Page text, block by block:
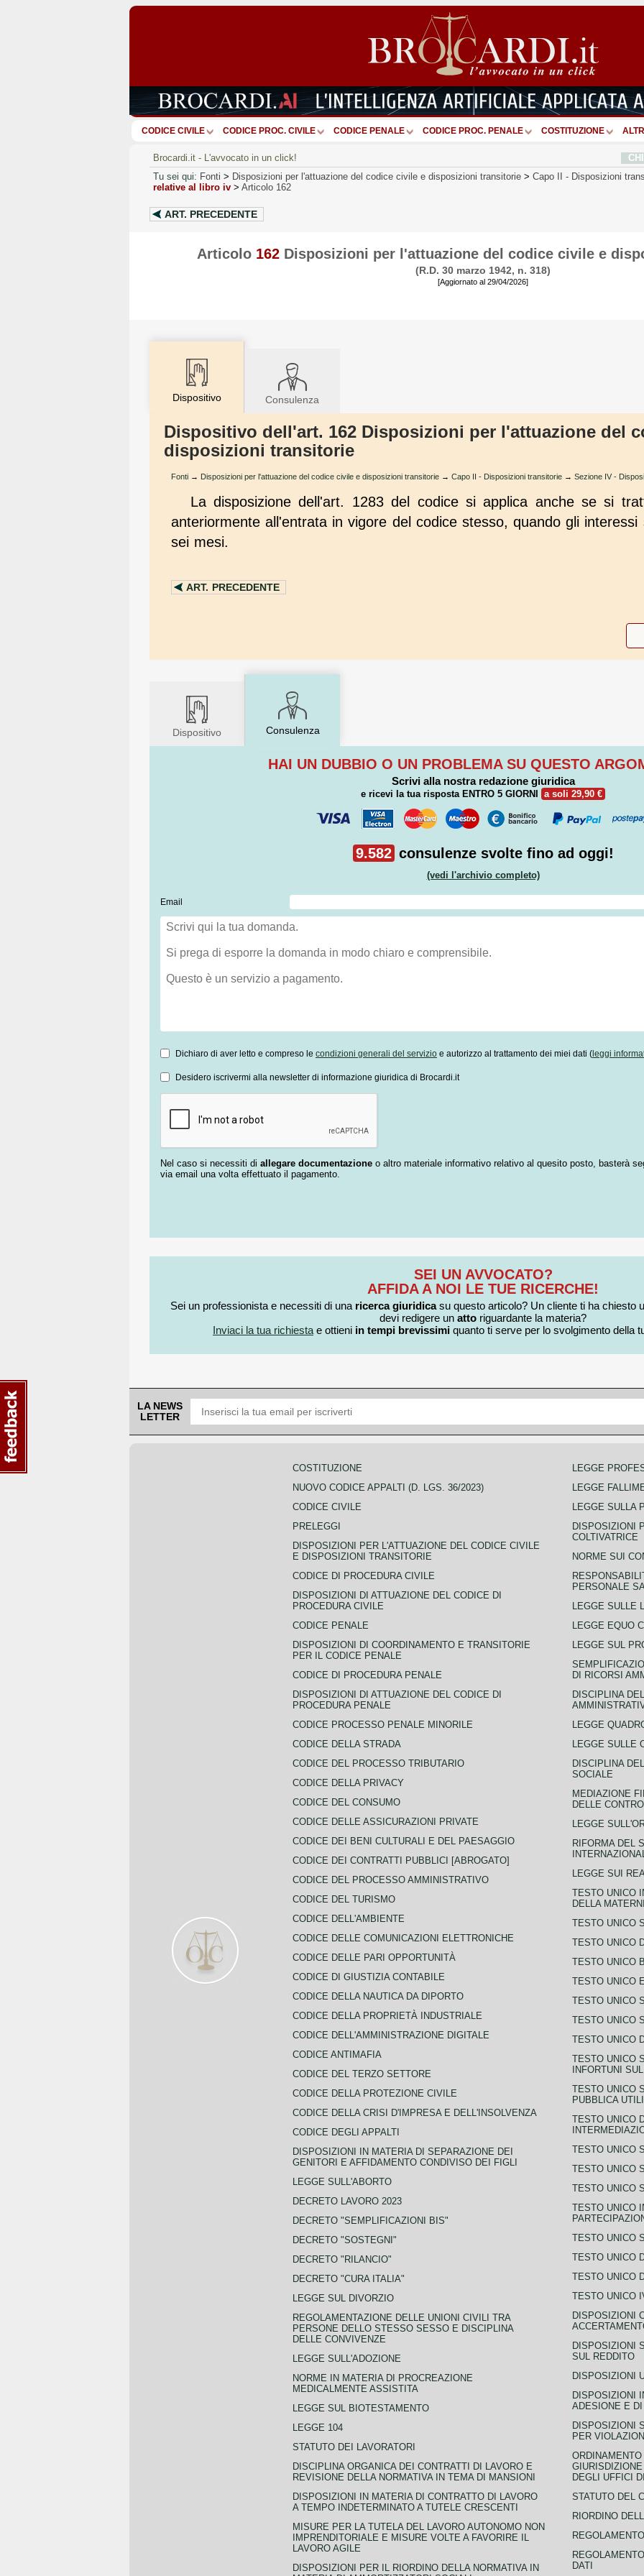
CODICE CIVILE CODICE PROC. CIVILE CODICE PENALE CODICE PROC. PENALE COSTITUZIONE ALTRI
Brocardi.it - L'avvocato in un click!
Tu sei qui: Fonti > Disposizioni per l'attuazione del codice civile e disposizioni transitorie > Capo II - Disposizioni
relative al libro iv > Articolo 162
ART. PRECEDENTE
Articolo 162Disposizioni per l'attuazione del codice civile e
(R.D. 30 marzo 1942, n. 318)
[Aggiornato al 29/04/2026]
Dispositivo Consulenza
Dispositivo dell'art. 162 Disposizioni per l'attuazione del
disposizioni transitorie
Fonti → Disposizioni per l'attuazione del codice civile e disposizioni transitorie → Capo II - Disposizioni transitorie → Sezione IV -
La disposizione dell'art. 1283 del codice si applica anche se si
anteriormente all'entrata in vigore del codice stesso, quando gli
sei mesi.
ART. PRECEDENTE
Dispositivo Consulenza
HAI UN DUBBIO O UN PROBLEMA SU QUESTO
Scrivi alla nostra redazione giuridica
e ricevi la tua risposta ENTRO 5 GIORNI a soli 29,90 €
9.582 consulenze svolte fino ad oggi!
(vedi l'archivio completo)
Email
Dichiaro di aver letto e compreso le condizioni generali del servizio e autorizzo al trattamento dei miei dati (leggi
Desidero iscrivermi alla newsletter di informazione giuridica di Brocardi.it
Nel caso si necessiti di allegare documentazione o altro materiale informativo relativo al quesito posto, basterà
via email una volta effettuato il pagamento.
SEI UN AVVOCATO?
AFFIDA A NOI LE TUE RICERCHE!
Sei un professionista e necessiti di una ricerca giuridicasu questo articolo? Un cliente ti ha chiesto
devi redigere un atto riguardante la materia?
Inviaci la tua richiesta e ottieni in tempi brevissimi quanto ti serve per lo svolgimento della
LA NEWS
LETTER
COSTITUZIONE
NUOVO CODICE APPALTI (D. LGS. 36/2023)
CODICE CIVILE
PRELEGGI
DISPOSIZIONI PER L'ATTUAZIONE DEL CODICE CIVILE
E DISPOSIZIONI TRANSITORIE
CODICE DI PROCEDURA CIVILE
DISPOSIZIONI DI ATTUAZIONE DEL CODICE DI
PROCEDURA CIVILE
CODICE PENALE
DISPOSIZIONI DI COORDINAMENTO E TRANSITORIE
PER IL CODICE PENALE
CODICE DI PROCEDURA PENALE
DISPOSIZIONI DI ATTUAZIONE DEL CODICE DI
PROCEDURA PENALE
CODICE PROCESSO PENALE MINORILE
CODICE DELLA STRADA
CODICE DEL PROCESSO TRIBUTARIO
CODICE DELLA PRIVACY
CODICE DEL CONSUMO
CODICE DELLE ASSICURAZIONI PRIVATE
CODICE DEI BENI CULTURALI E DEL PAESAGGIO
CODICE DEI CONTRATTI PUBBLICI [ABROGATO]
CODICE DEL PROCESSO AMMINISTRATIVO
CODICE DEL TURISMO
CODICE DELL'AMBIENTE
CODICE DELLE COMUNICAZIONI ELETTRONICHE
CODICE DELLE PARI OPPORTUNITÀ
CODICE DI GIUSTIZIA CONTABILE
CODICE DELLA NAUTICA DA DIPORTO
CODICE DELLA PROPRIETÀ INDUSTRIALE
CODICE DELL'AMMINISTRAZIONE DIGITALE
CODICE ANTIMAFIA
CODICE DEL TERZO SETTORE
CODICE DELLA PROTEZIONE CIVILE
CODICE DELLA CRISI D'IMPRESA E DELL'INSOLVENZA
CODICE DEGLI APPALTI
DISPOSIZIONI IN MATERIA DI SEPARAZIONE DEI
GENITORI E AFFIDAMENTO CONDIVISO DEI FIGLI
LEGGE SULL'ABORTO
DECRETO LAVORO 2023
DECRETO "SEMPLIFICAZIONI BIS"
DECRETO "SOSTEGNI"
DECRETO "RILANCIO"
DECRETO "CURA ITALIA"
LEGGE SUL DIVORZIO
REGOLAMENTAZIONE DELLE UNIONI CIVILI TRA
PERSONE DELLO STESSO SESSO E DISCIPLINA
DELLE CONVIVENZE
LEGGE SULL'ADOZIONE
NORME IN MATERIA DI PROCREAZIONE
MEDICALMENTE ASSISTITA
LEGGE SUL BIOTESTAMENTO
LEGGE 104
STATUTO DEI LAVORATORI
DISCIPLINA ORGANICA DEI CONTRATTI DI LAVORO E
REVISIONE DELLA NORMATIVA IN TEMA DI MANSIONI
DISPOSIZIONI IN MATERIA DI CONTRATTO DI LAVORO
A TEMPO INDETERMINATO A TUTELE CRESCENTI
MISURE PER LA TUTELA DEL LAVORO AUTONOMO NON
IMPRENDITORIALE E MISURE VOLTE A FAVORIRE IL
LAVORO AGILE
DISPOSIZIONI PER IL RIORDINO DELLA NORMATIVA IN
LEGGE
LEGGE
LEGGE SULLA
DISPOSIZIONI
COLTIVATRICE
NORME SUI
PERSONALE
LEGGE SULLE
LEGGE EQUO
LEGGE SUL
DI RICORSI
DISCIPLINA
LEGGE
LEGGE SULLE
DISCIPLINA
SOCIALE
MEDIAZIONE
DELLE
LEGGE
RIFORMA DEL
LEGGE SUI
TESTO UNICO
DELLA
TESTO UNICO
TESTO UNICO
TESTO UNICO
TESTO UNICO
TESTO UNICO
TESTO UNICO
TESTO UNICO
TESTO UNICO
INFORTUNI
TESTO UNICO
PUBBLICA
TESTO UNICO
TESTO UNICO
TESTO UNICO
TESTO UNICO
TESTO UNICO
TESTO UNICO
TESTO UNICO
TESTO UNICO
TESTO UNICO
DISPOSIZIONI
DISPOSIZIONI
SUL REDDITO
DISPOSIZIONI
DISPOSIZIONI
ADESIONE E
DISPOSIZIONI
PER
DEGLI UFFICI
STATUTO DEL
RIORDINO
DATI